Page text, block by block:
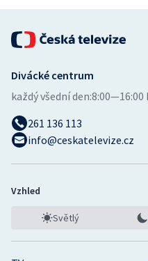
Volejbal
Ostatní
Divácké centrum
každý všední den:8:00—16:00
261 136 113
info@ceskatelevize.cz
Vzhled
Světlý